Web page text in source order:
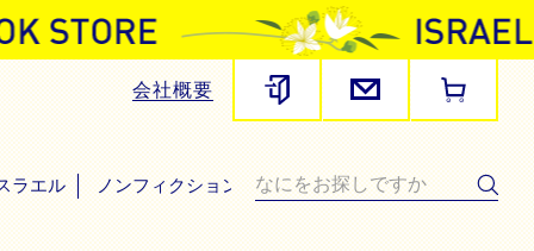
会社概要
ラエル ノンフィクション・その他